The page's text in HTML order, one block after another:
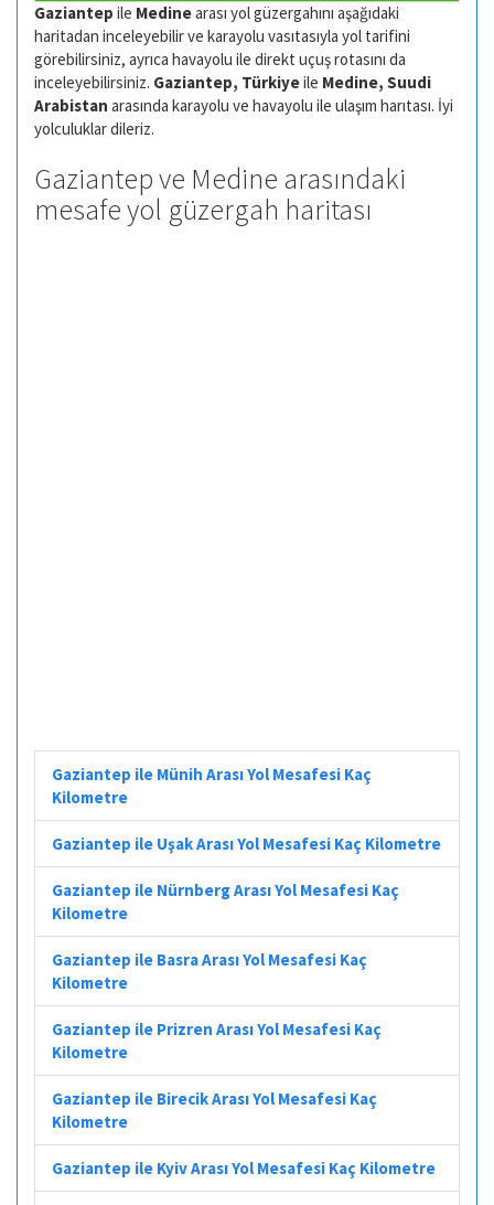
Gaziantep ile Medinearası yol güzergahını aşağıdaki
haritadan inceleyebilir ve karayolu vasıtasıyla yol tarifini
görebilirsiniz, ayrıca havayolu ile direkt uçuş rotasını da
inceleyebilirsiniz. Gaziantep, Türkiyeile Medine, Suudi
Arabistan arasında karayolu ve havayolu ile ulaşım harıtası. İyi
yolculuklar dileriz.
Gaziantep ve Medine arasındaki
mesafe yol güzergah haritası
Gaziantep ile Münih Arası Yol Mesafesi Kaç
Kilometre
Gaziantep ile Uşak Arası Yol Mesafesi Kaç Kilometre
Gaziantep ile Nürnberg Arası Yol Mesafesi Kaç
Kilometre
Gaziantep ile Basra Arası Yol Mesafesi Kaç
Kilometre
Gaziantep ile Prizren Arası Yol Mesafesi Kaç
Kilometre
Gaziantep ile Birecik Arası Yol Mesafesi Kaç
Kilometre
Gaziantep ile Kyiv Arası Yol Mesafesi Kaç Kilometre